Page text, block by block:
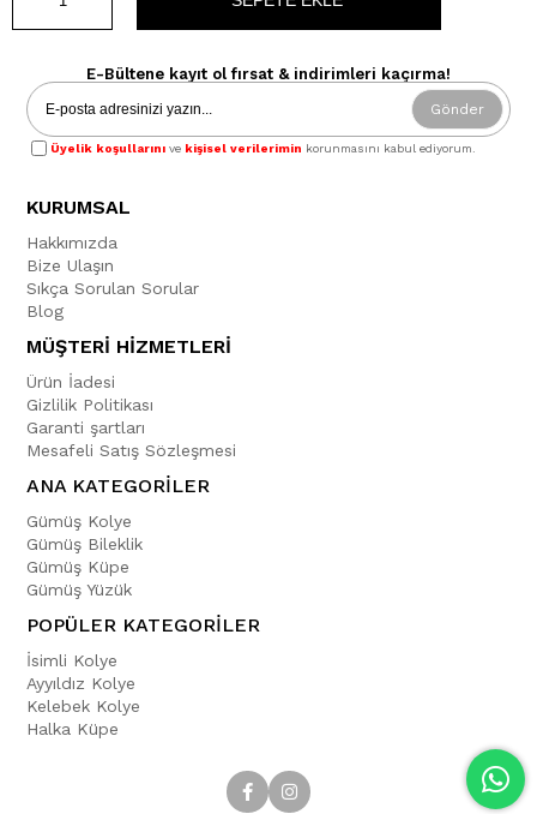
E-Bültene kayıt ol fırsat & indirimleri kaçırma!
Gönder
Üyelik koşullarını ve kişisel verilerimin korunmasını kabul ediyorum.
KURUMSAL
Hakkımızda
Bize Ulaşın
Sıkça Sorulan Sorular
Blog
MÜŞTERİ HİZMETLERİ
Ürün İadesi
Gizlilik Politikası
Garanti şartları
Mesafeli Satış Sözleşmesi
ANA KATEGORİLER
Gümüş Kolye
Gümüş Bileklik
Gümüş Küpe
Gümüş Yüzük
POPÜLER KATEGORİLER
İsimli Kolye
Ayyıldız Kolye
Kelebek Kolye
Halka Küpe